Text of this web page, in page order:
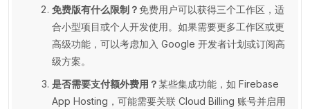
免费版有什么限制？免费用户可以获得三个工作区，适
合小型项目或个人开发使用。如果需要更多工作区或更
高级功能，可以考虑加入 Google 开发者计划或订阅高
级方案。
是否需要支付额外费用？某些集成功能，如 Firebase
App Hosting，可能需要关联 Cloud Billing 账号并启用